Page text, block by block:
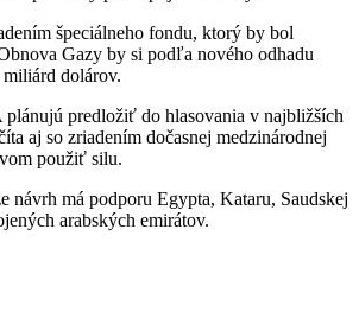
špeciálneho fondu, ktorý by bol
Gazy by si podľa nového odhadu
dolárov.
predložiť do hlasovania v najbližších
aj so zriadením dočasnej medzinárodnej
použiť silu.
návrh má podporu Egypta, Kataru, Saudskej
arabských emirátov.